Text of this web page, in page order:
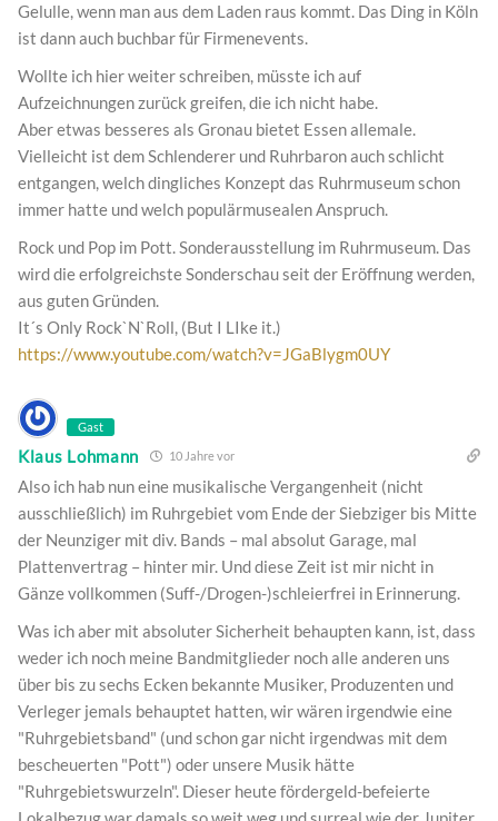
Gelulle, wenn man aus dem Laden raus kommt. Das Ding in Köln
ist dann auch buchbar für Firmenevents.
Wollte ich hier weiter schreiben, müsste ich auf
Aufzeichnungen zurück greifen, die ich nicht habe.
Aber etwas besseres als Gronau bietet Essen allemale.
Vielleicht ist dem Schlenderer und Ruhrbaron auch schlicht
entgangen, welch dingliches Konzept das Ruhrmuseum schon
immer hatte und welch populärmusealen Anspruch.
Rock und Pop im Pott. Sonderausstellung im Ruhrmuseum. Das
wird die erfolgreichste Sonderschau seit der Eröffnung werden,
aus guten Gründen.
It´s Only Rock`N`Roll, (But I LIke it.)
https://www.youtube.com/watch?v=JGaBlygm0UY
Gast
Klaus Lohmann 10 Jahre vor
Also ich hab nun eine musikalische Vergangenheit (nicht
ausschließlich) im Ruhrgebiet vom Ende der Siebziger bis Mitte
der Neunziger mit div. Bands – mal absolut Garage, mal
Plattenvertrag – hinter mir. Und diese Zeit ist mir nicht in
Gänze vollkommen (Suff-/Drogen-)schleierfrei in Erinnerung.
Was ich aber mit absoluter Sicherheit behaupten kann, ist, dass
weder ich noch meine Bandmitglieder noch alle anderen uns
über bis zu sechs Ecken bekannte Musiker, Produzenten und
Verleger jemals behauptet hatten, wir wären irgendwie eine
"Ruhrgebietsband" (und schon gar nicht irgendwas mit dem
bescheuerten "Pott") oder unsere Musik hätte
"Ruhrgebietswurzeln". Dieser heute fördergeld-befeierte